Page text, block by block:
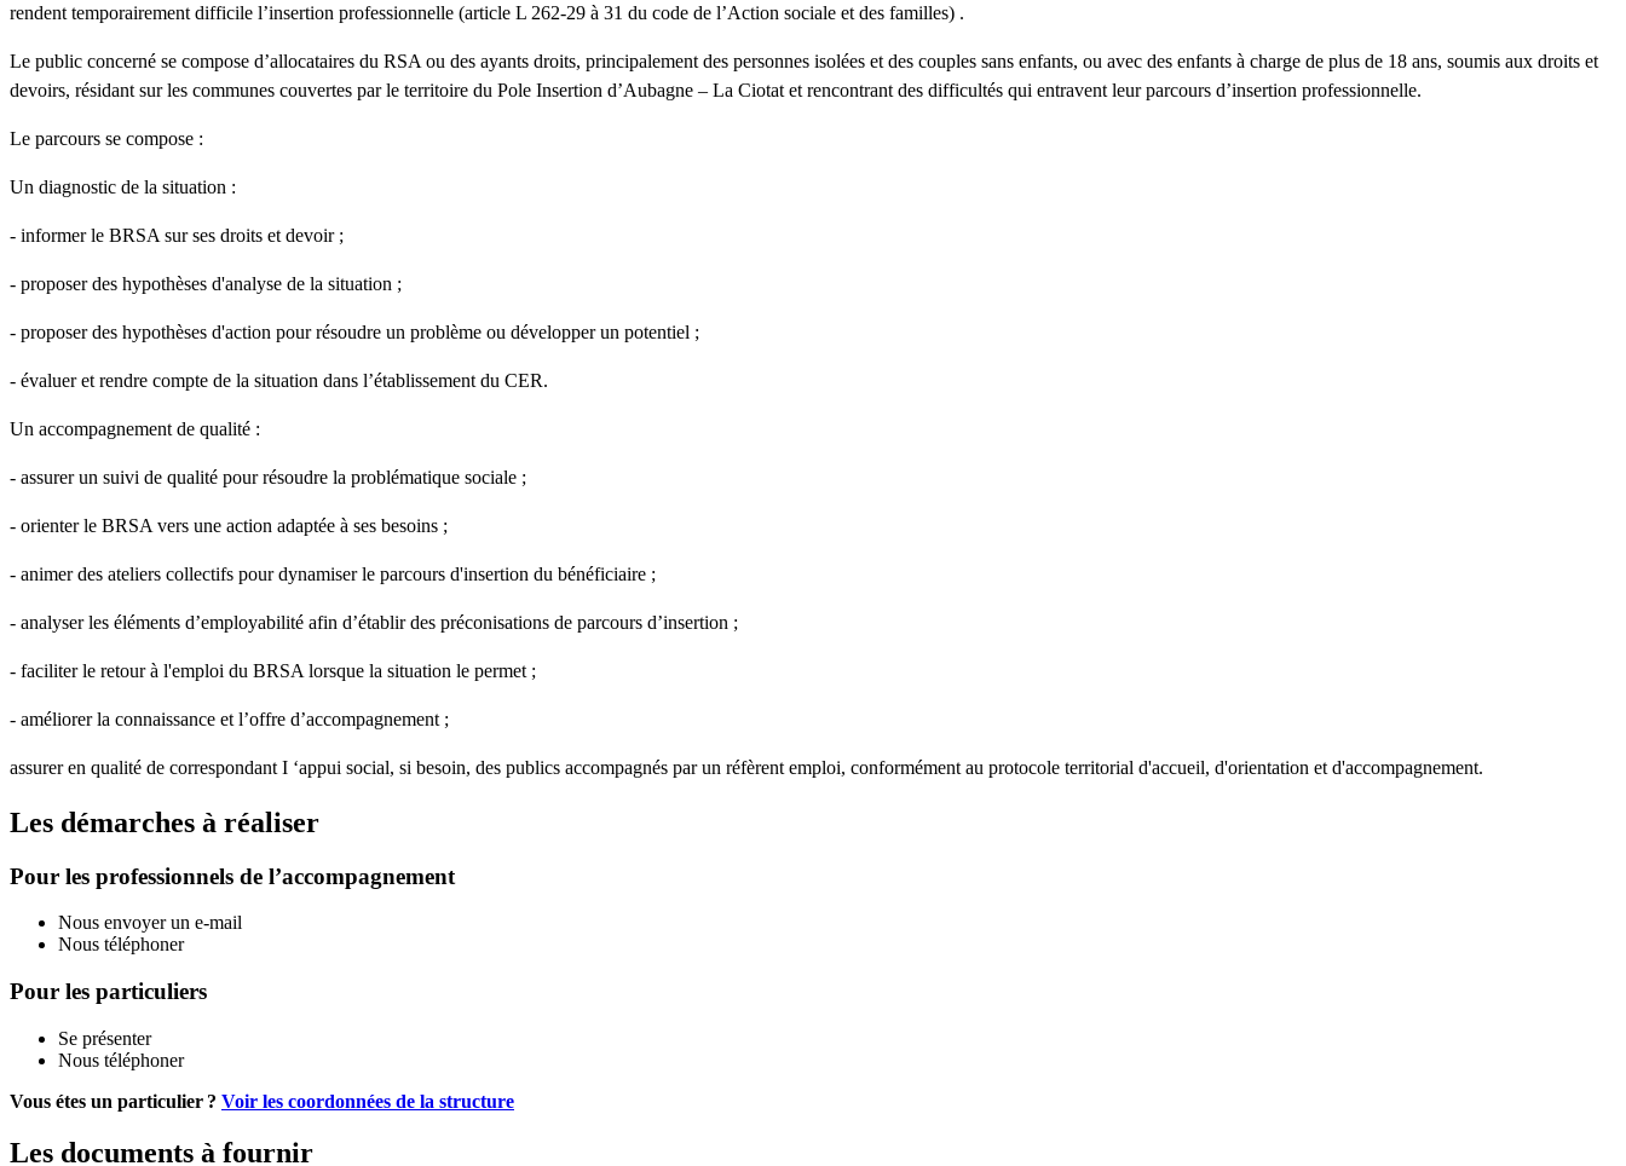
rendent temporairement difficile l’insertion professionnelle (article L 262-29 à 31 du code de l’Action sociale et des familles) .
Le public concerné se compose d’allocataires du RSA ou des ayants droits, principalement des personnes isolées et des couples sans enfants, ou avec des enfants à charge de plus de 18 ans, soumis aux droits et
devoirs, résidant sur les communes couvertes par le territoire du Pole Insertion d’Aubagne – La Ciotat et rencontrant des difficultés qui entravent leur parcours d’insertion professionnelle.
Le parcours se compose :
Un diagnostic de la situation :
- informer le BRSA sur ses droits et devoir ;
- proposer des hypothèses d'analyse de la situation ;
- proposer des hypothèses d'action pour résoudre un problème ou développer un potentiel ;
- évaluer et rendre compte de la situation dans l’établissement du CER.
Un accompagnement de qualité :
- assurer un suivi de qualité pour résoudre la problématique sociale ;
- orienter le BRSA vers une action adaptée à ses besoins ;
- animer des ateliers collectifs pour dynamiser le parcours d'insertion du bénéficiaire ;
- analyser les éléments d’employabilité afin d’établir des préconisations de parcours d’insertion ;
- faciliter le retour à l'emploi du BRSA lorsque la situation le permet ;
- améliorer la connaissance et l’offre d’accompagnement ;
assurer en qualité de correspondant I ‘appui social, si besoin, des publics accompagnés par un réfèrent emploi, conformément au protocole territorial d'accueil, d'orientation et d'accompagnement.
Les démarches à réaliser
Pour les professionnels de l’accompagnement
Nous envoyer un e-mail
Nous téléphoner
Pour les particuliers
Se présenter
Nous téléphoner
Vous étes un particulier ? Voir les coordonnées de la structure
Les documents à fournir